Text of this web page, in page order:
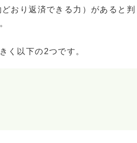
おり返済できる力）があると判
く以下の2つです。